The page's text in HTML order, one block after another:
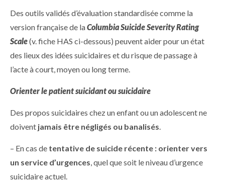
Des outils validés d’évaluation standardisée comme la
version française de laColumbia Suicide Severity Rating
Scale(v. fiche HAS ci-dessous) peuvent aider pour un état
des lieux des idées suicidaires et du risque de passage à
l’acte à court, moyen ou long terme.
Orienter le patient suicidant ou suicidaire
Des propos suicidaires chez un enfant ou un adolescent ne
doivent jamais être négligés ou banalisés.
– En cas de tentative de suicide récente : orienter vers
un service d’urgences, quel que soit le niveau d’urgence
suicidaire actuel.